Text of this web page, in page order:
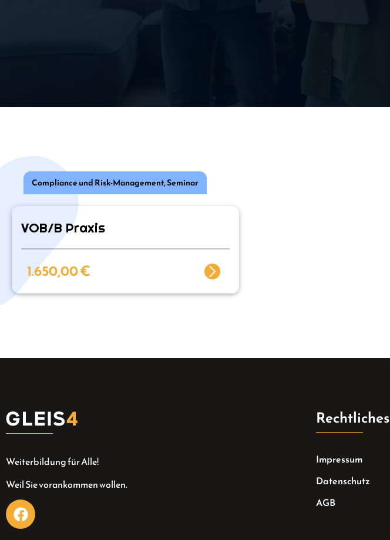
Compliance und Risk-Management,Seminar
VOB/B Praxis
1.650,00€
Weiterbildung für Alle!
Weil Sie vorankommen wollen.
Rechtliches
Impressum
Datenschutz
AGB